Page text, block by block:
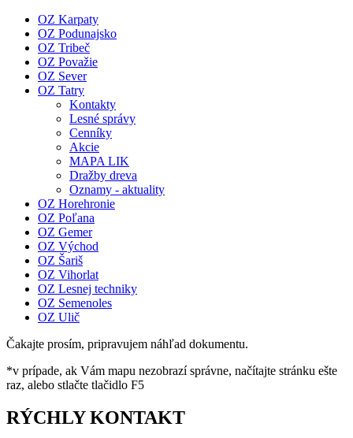
OZ Karpaty
OZ Podunajsko
OZ Tribeč
OZ Považie
OZ Sever
OZ Tatry
Kontakty
Lesné správy
Cenníky
Akcie
MAPA LIK
Dražby dreva
Oznamy - aktuality
OZ Horehronie
OZ Poľana
OZ Gemer
OZ Východ
OZ Šariš
OZ Vihorlat
OZ Lesnej techniky
OZ Semenoles
OZ Ulič
Čakajte prosím, pripravujem náhľad dokumentu.
*v prípade, ak Vám mapu nezobrazí správne, načítajte stránku ešte
raz, alebo stlačte tlačidlo F5
RÝCHLY KONTAKT